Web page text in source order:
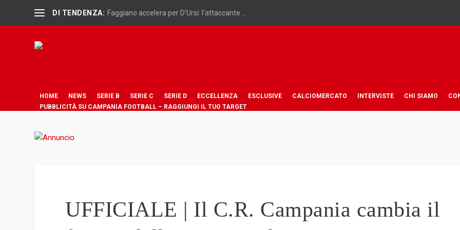
DI TENDENZA: Faggiano accelera per D’Ursi: l’attaccante ...
HOME NEWS SERIE B SERIE C SERIE D ECCELLENZA ESCLUSIVE CALCIOMERCATO INTERVISTE CHI SIAMO
PUBBLICITÀ SU CAMPANIA FOOTBALL – RAGGIUNGI IL TUO TARGET
UFFICIALE | Il C.R. Campania cambia il